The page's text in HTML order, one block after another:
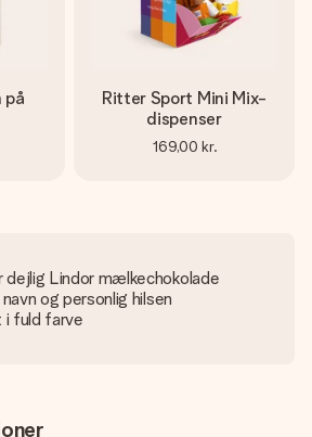
på
Ritter Sport Mini Mix-
dispenser
169,00 kr.
dejlig Lindor mælkechokolade
og personlig hilsen
i fuld farve